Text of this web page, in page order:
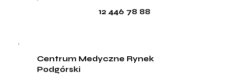
12 446 78 88
Centrum Medyczne Rynek
Podgórski